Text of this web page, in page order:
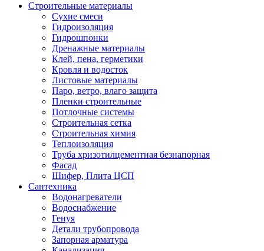
Строительные материалы
Сухие смеси
Гидроизоляция
Гидрошпонки
Дренажные материалы
Клей, пена, герметики
Кровля и водосток
Листовые материалы
Паро, ветро, влаго защита
Пленки строительные
Потлочные системы
Строительная сетка
Строительная химия
Теплоизоляция
Труба хризотилцементная безнапорная
Фасад
Шифер, Плита ЦСП
Сантехника
Водонагреватели
Водоснабжение
Генуя
Детали трубопровода
Запорная арматура